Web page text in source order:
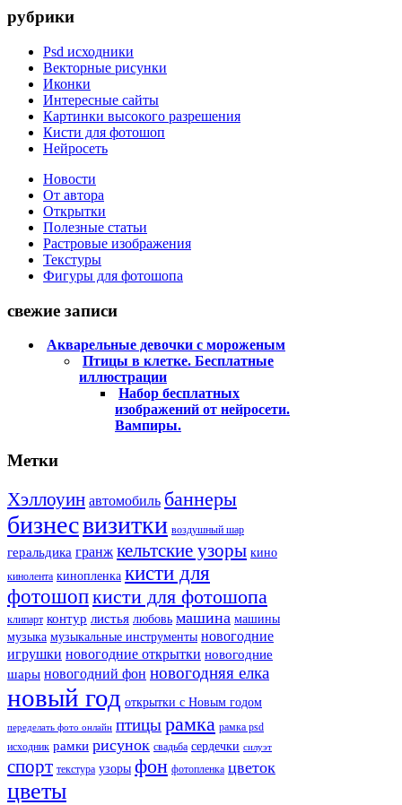
рубрики
Psd исходники
Векторные рисунки
Иконки
Интересные сайты
Картинки высокого разрешения
Кисти для фотошоп
Нейросеть
Новости
От автора
Открытки
Полезные статьи
Растровые изображения
Текстуры
Фигуры для фотошопа
свежие записи
Акварельные девочки с мороженым
Птицы в клетке. Бесплатные
иллюстрации
Набор бесплатных
изображений от нейросети.
Вампиры.
Метки
Хэллоуин автомобиль баннеры
бизнесвизитки воздушный шар
геральдика гранж кельтские узоры кино
кинолента кинопленка кисти для
фотошопкисти для фотошопа
клипарт контур листья любовь машина машины
музыка музыкальные инструменты новогодние
игрушки новогодние открытки новогодние
шары новогодний фон новогодняя елка
новый год открытки с Новым годом
переделать фото онлайн птицырамка рамка psd
исходник рамки рисунок свадьба сердечки силуэт
спорт текстура узоры фон фотопленка цветок
цветы